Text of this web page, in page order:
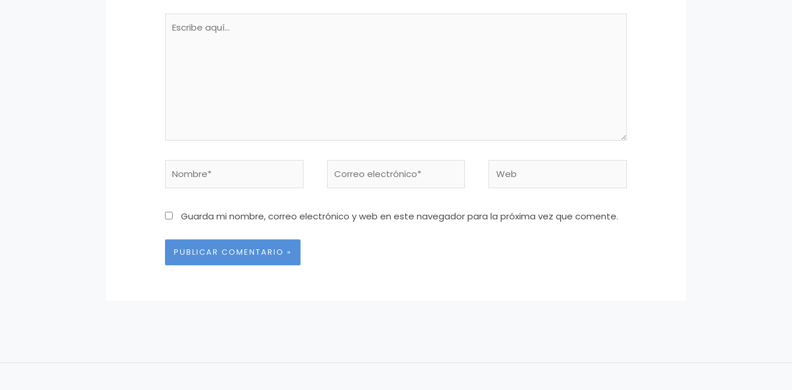
aquí...
electrónico*
Guarda mi nombre, correo electrónico y web en este navegador para la próxima vez que comente.